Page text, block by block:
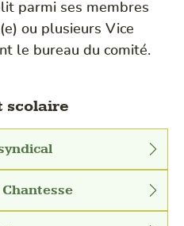
parmi ses membres
ou plusieurs Vice
le bureau du comité.
scolaire